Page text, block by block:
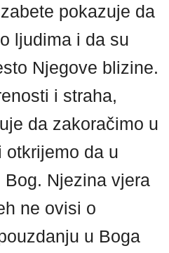
pokazuje da
ljudima i da su
Njegove blizine.
i straha,
da zakoračimo u
otkrijemo da u
Njezina vjera
ne ovisi o
u Boga